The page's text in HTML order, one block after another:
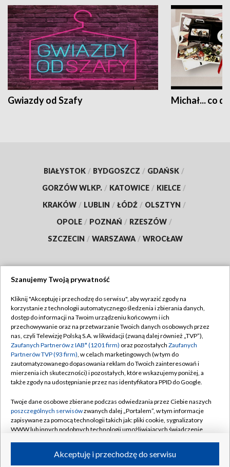
Gwiazdy od Szafy Michał... co
BIAŁYSTOK / BYDGOSZCZ / GDAŃSK /
GORZÓW WLKP. / KATOWICE / KIELCE /
KRAKÓW / LUBLIN / ŁÓDŹ / OLSZTYN /
OPOLE / POZNAŃ / RZESZÓW /
SZCZECIN / WARSZAWA / WROCŁAW
TVP
Abonament TVP
Emisja w TVP
Centrum informacji TVP
Naziemna Telewizja Cyfrowa
Rada Programowa
System NOS
Informacje o nadawcy
Program dla prasy
Regulamin TVP
Polityka prywatności
Moje zgody
Pomoc
Kontakt
Kanały
Szanujemy Twoją prywatność
Kliknij "Akceptuję i przechodzę do serwisu", aby wyrazić zgody na
korzystanie z technologii automatycznego śledzenia i zbierania danych,
dostęp do informacji na Twoim urządzeniu końcowym i ich
przechowywanie oraz na przetwarzanie Twoich danych osobowych przez
nas, czyli Telewizję Polską S.A. w likwidacji (zwaną dalej również „TVP”),
Zaufanych Partnerów z IAB* (1201 firm) oraz pozostałych Zaufanych
Partnerów TVP (93 firm), w celach marketingowych (w tym do
zautomatyzowanego dopasowania reklam do Twoich zainteresowań i
mierzenia ich skuteczności) i pozostałych, które wskazujemy poniżej, a
także zgody na udostępnianie przez nas identyfikatora PPID do Google.
Twoje dane osobowe zbierane podczas odwiedzania przez Ciebie naszych
poszczególnych serwisówzwanych dalej „Portalem”, w tym informacje
zapisywane za pomocą technologii takich jak: pliki cookie, sygnalizatory
WWW lub innych podobnych technologii umożliwiających świadczenie
ruchu w Internecie.Akceptuję i przechodzę do serwisu